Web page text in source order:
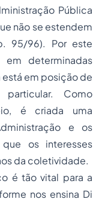
Pública
não se estendem
95/96). Por este
determinadas
em posição de
Como
é criada uma
e os
os interesses
da coletividade.
é tão vital para a
nos ensina Di